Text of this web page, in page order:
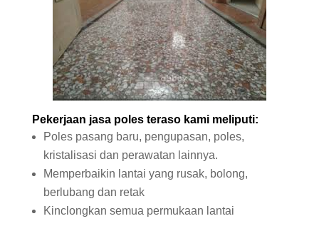
Pekerjaan jasa poles terasokami meliputi:
Poles pasang baru, pengupasan, poles,
kristalisasi dan perawatan lainnya.
Memperbaikin lantai yang rusak, bolong,
berlubang dan retak
Kinclongkan semua permukaan lantai